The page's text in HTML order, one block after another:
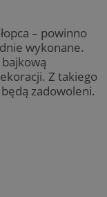
– powinno
wykonane.
Z takiego
zadowoleni.